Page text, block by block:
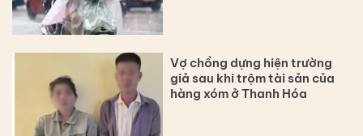
Vợ chồng dựng hiện trường
giả sau khi trộm tài sản của
hàng xóm ở Thanh Hóa